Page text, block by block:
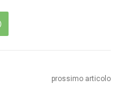
prossimo articolo